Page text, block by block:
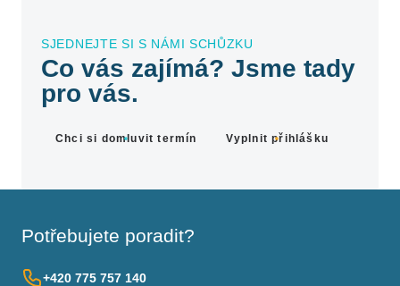
SJEDNEJTE SI S NÁMI SCHŮZKU
Co vás zajímá? Jsme tady
pro vás.
Chci si domluvit termín Vyplnit přihlášku
Potřebujete poradit?
+420 775 757 140